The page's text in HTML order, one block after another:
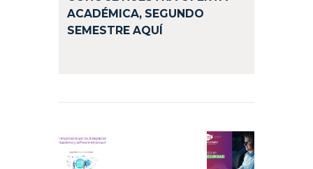
ACADÉMICA, SEGUNDO
SEMESTRE AQUÍ
de
entradas
Previous